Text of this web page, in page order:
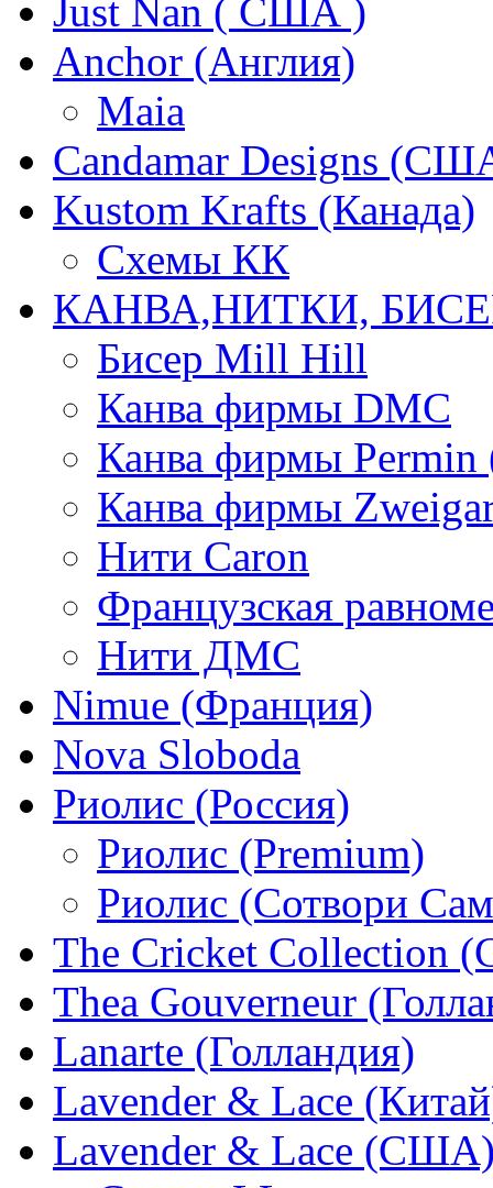
Just Nan ( США )
Anchor (Англия)
Maia
Candamar Designs
Kustom Krafts (Канада)
Схемы КК
КАНВА,НИТКИ,
Бисер Mill Hill
Канва фирмы DMC
Канва фирмы Permin
Канва фирмы
Нити Caron
Французская
Нити ДМС
Nimue (Франция)
Nova Sloboda
Риолис (Россия)
Риолис (Premium)
Риолис (Сотвори
The Cricket Collection
Thea Gouverneur
Lanarte (Голландия)
Lavender & Lace
Lavender & Lace